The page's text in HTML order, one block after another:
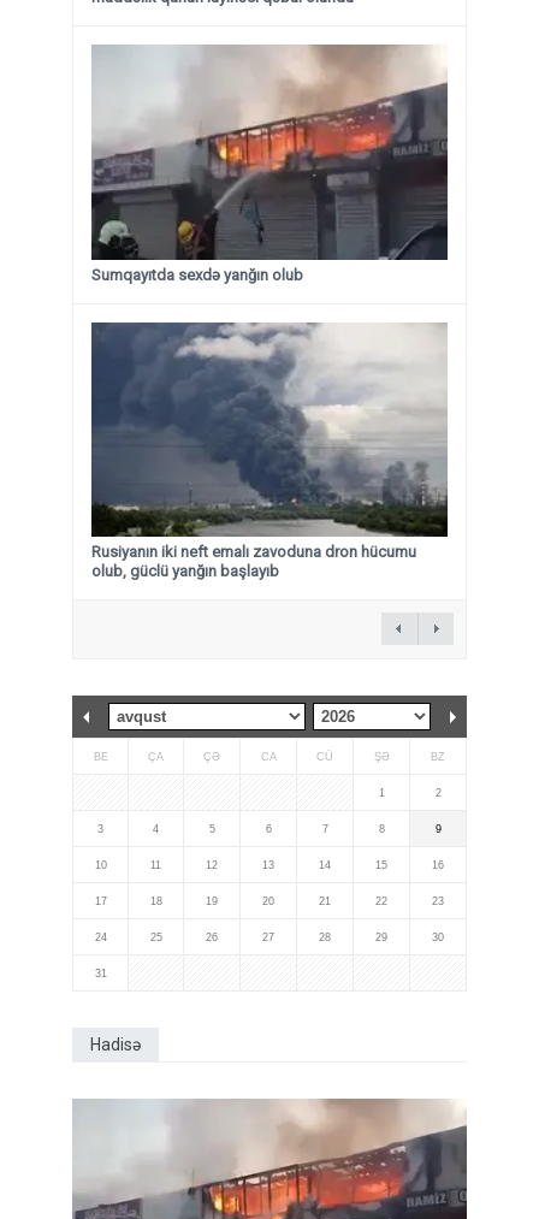
Sumqayıtda sexdə yanğın olub
Rusiyanın iki neft emalı zavoduna dron hücumu
olub, güclü yanğın başlayıb
BE ÇA ÇƏ CA CÜ ŞƏ BZ
1 2
3 4 5 6 7 8 9
10 11 12 13 14 15 16
17 18 19 20 21 22 23
24 25 26 27 28 29 30
31
Hadisə